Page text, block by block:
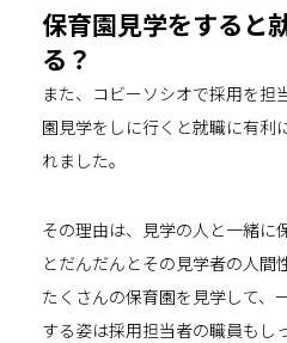
保育園見学をすると
る？
また、コビーソシオで採用を担
園見学をしに行くと就職に有利
れました。
その理由は、見学の人と一緒に
とだんだんとその見学者の人間
たくさんの保育園を見学して、
する姿は採用担当者の職員もし